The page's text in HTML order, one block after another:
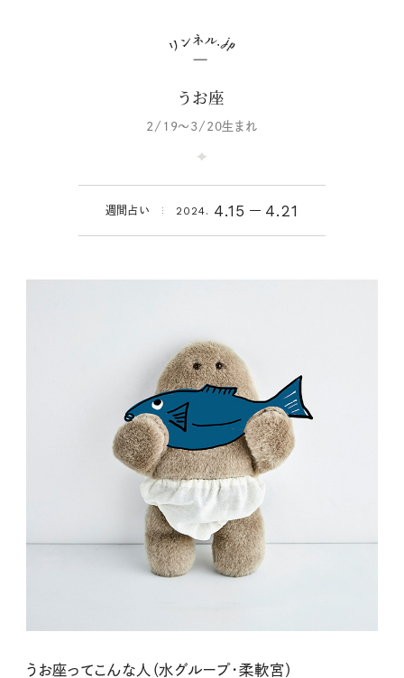
うお座
2/19～3/20生まれ
週間占い 2024. 4.15 4.21
うお座ってこんな人（水グループ・柔軟宮）